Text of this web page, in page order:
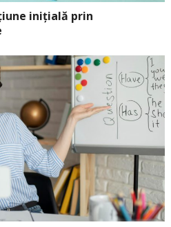
inițială prin